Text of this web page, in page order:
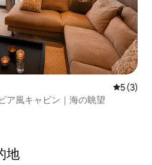
レビュー
5 (3)
ア風キャビン｜海の眺望
地